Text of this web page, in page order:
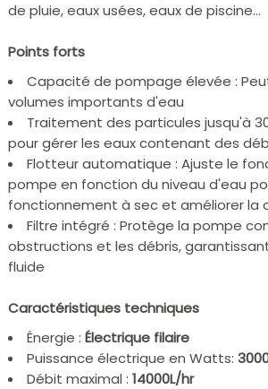
de pluie, eaux usées, eaux de piscine...
Points forts
Capacité de pompage élevée :
volumes importants d'eau
Traitement des particules jusqu'à
pour gérer les eaux contenant des
Flotteur automatique : Ajuste le
pompe en fonction du niveau d'eau
fonctionnement à sec et améliorer la
Filtre intégré : Protège la pompe
obstructions et les débris,
fluide
Caractéristiques techniques
Énergie : Électrique filaire
Puissance électrique en Watts:
Débit maximal : 14000L/hr